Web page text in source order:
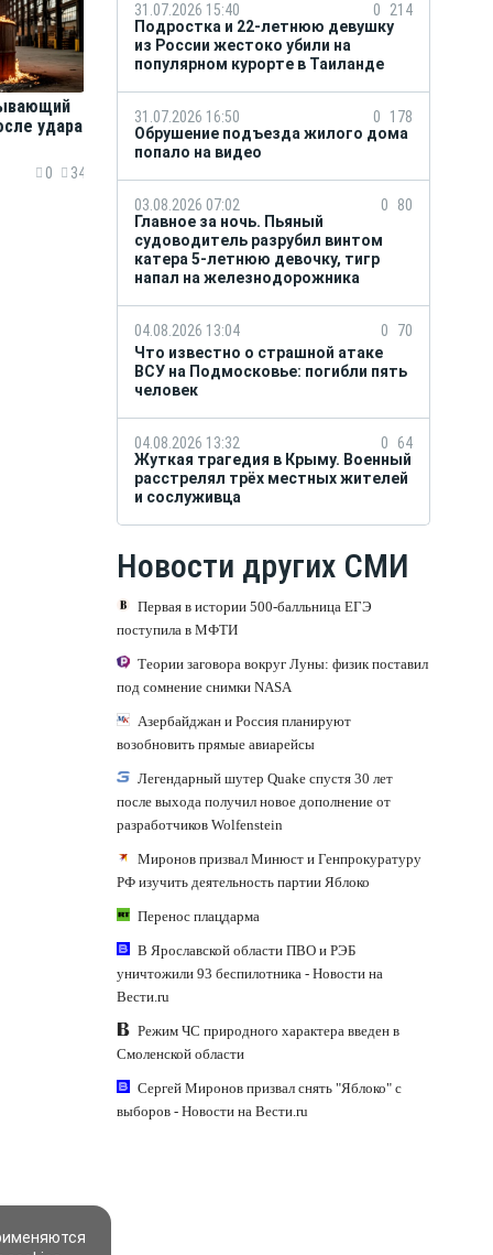
удара
0 34
31.07.2026 15:40 0
214
Подростка и 22-летнюю девушку
из России жестоко убили на
популярном курорте в Таиланде
31.07.2026 16:50 0
178
Обрушение подъезда жилого дома
попало на видео
03.08.2026 07:02 0
80
Главное за ночь. Пьяный
судоводитель разрубил винтом
катера 5-летнюю девочку, тигр
напал на железнодорожника
04.08.2026 13:04 0
70
Что известно о страшной атаке
ВСУ на Подмосковье: погибли пять
человек
04.08.2026 13:32 0
64
Жуткая трагедия в Крыму. Военный
расстрелял трёх местных жителей
и сослуживца
Новости других СМИ
Первая в истории 500-балльница ЕГЭ
поступила в МФТИ
Теории заговора вокруг Луны: физик поставил
под сомнение снимки NASA
Азербайджан и Россия планируют
возобновить прямые авиарейсы
Легендарный шутер Quake спустя 30 лет
после выхода получил новое дополнение от
разработчиков Wolfenstein
Миронов призвал Минюст и Генпрокуратуру
РФ изучить деятельность партии Яблоко
Перенос плацдарма
В Ярославской области ПВО и РЭБ
уничтожили 93 беспилотника - Новости на
Вести.ru
Режим ЧС природного характера введен в
Смоленской области
Сергей Миронов призвал снять "Яблоко" с
выборов - Новости на Вести.ru